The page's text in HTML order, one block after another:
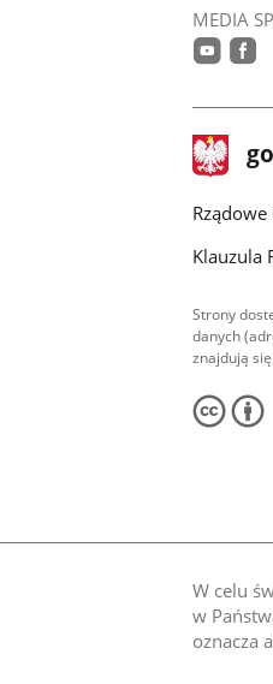
W celu
w
oznacza
MEDIA
stopka
gov.pl
Klauzula
Strony
danych
znajdują